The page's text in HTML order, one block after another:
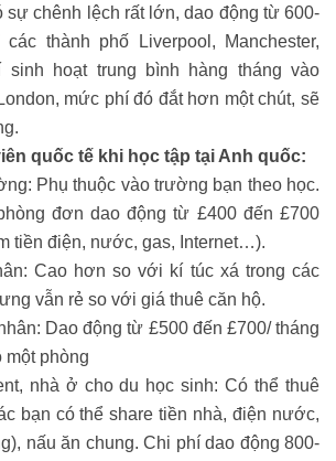
sự chênh lệch rất lớn, dao động từ 600-
thành phố Liverpool, Manchester,
sinh hoạt trung bình hàng tháng vào
mức phí đó đắt hơn một chút, sẽ
quốc tế khi học tập tại Anh quốc:
Phụ thuộc vào trường bạn theo học.
đơn dao động từ £400 đến £700
tiền điện, nước, gas, Internet…).
Cao hơn so với kí túc xá trong các
vẫn rẻ so với giá thuê căn hộ.
Dao động từ £500 đến £700/ tháng
một phòng
nhà ở cho du học sinh: Có thể thuê
bạn có thể share tiền nhà, điện nước,
nấu ăn chung. Chi phí dao động 800-